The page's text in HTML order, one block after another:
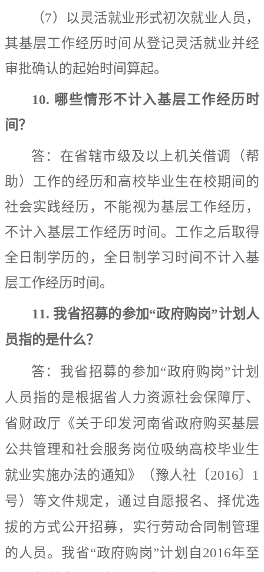
（7 ）以灵活就业形式初次就业人员，
其基层工作经历时间从登记灵活就业并经
审批确认的起始时间算起。
10. 哪些情形不计入基层工作经历时
间？
答： 在省辖市级及以上机关借调（帮
助）工作的经历和高校毕业生在校期间的
社会实践经历，不能视为基层工作经历，
不计入基层工作经历时间。 工作之后取得
全日制学历的，全日制学习时间不计入基
层工作经历时间。
1 1 . 我省招募的参加“政府购岗”计划人
员指的是什么？
答：我省招募的参加“政府购岗”计划
人员指的是根据省人力资源社会保障厅、
省财政厅《关于印发河南省政府购买基层
公共管理和社会服务岗位吸纳高校毕业生
就业实施办法的通知》（豫人社〔 2016 〕 1
号）等文件规定， 通过自愿报名、择优选
拔的方式公开招募，实行劳动合同制管理
的人员 。我省“政府购岗”计划自 2016年至